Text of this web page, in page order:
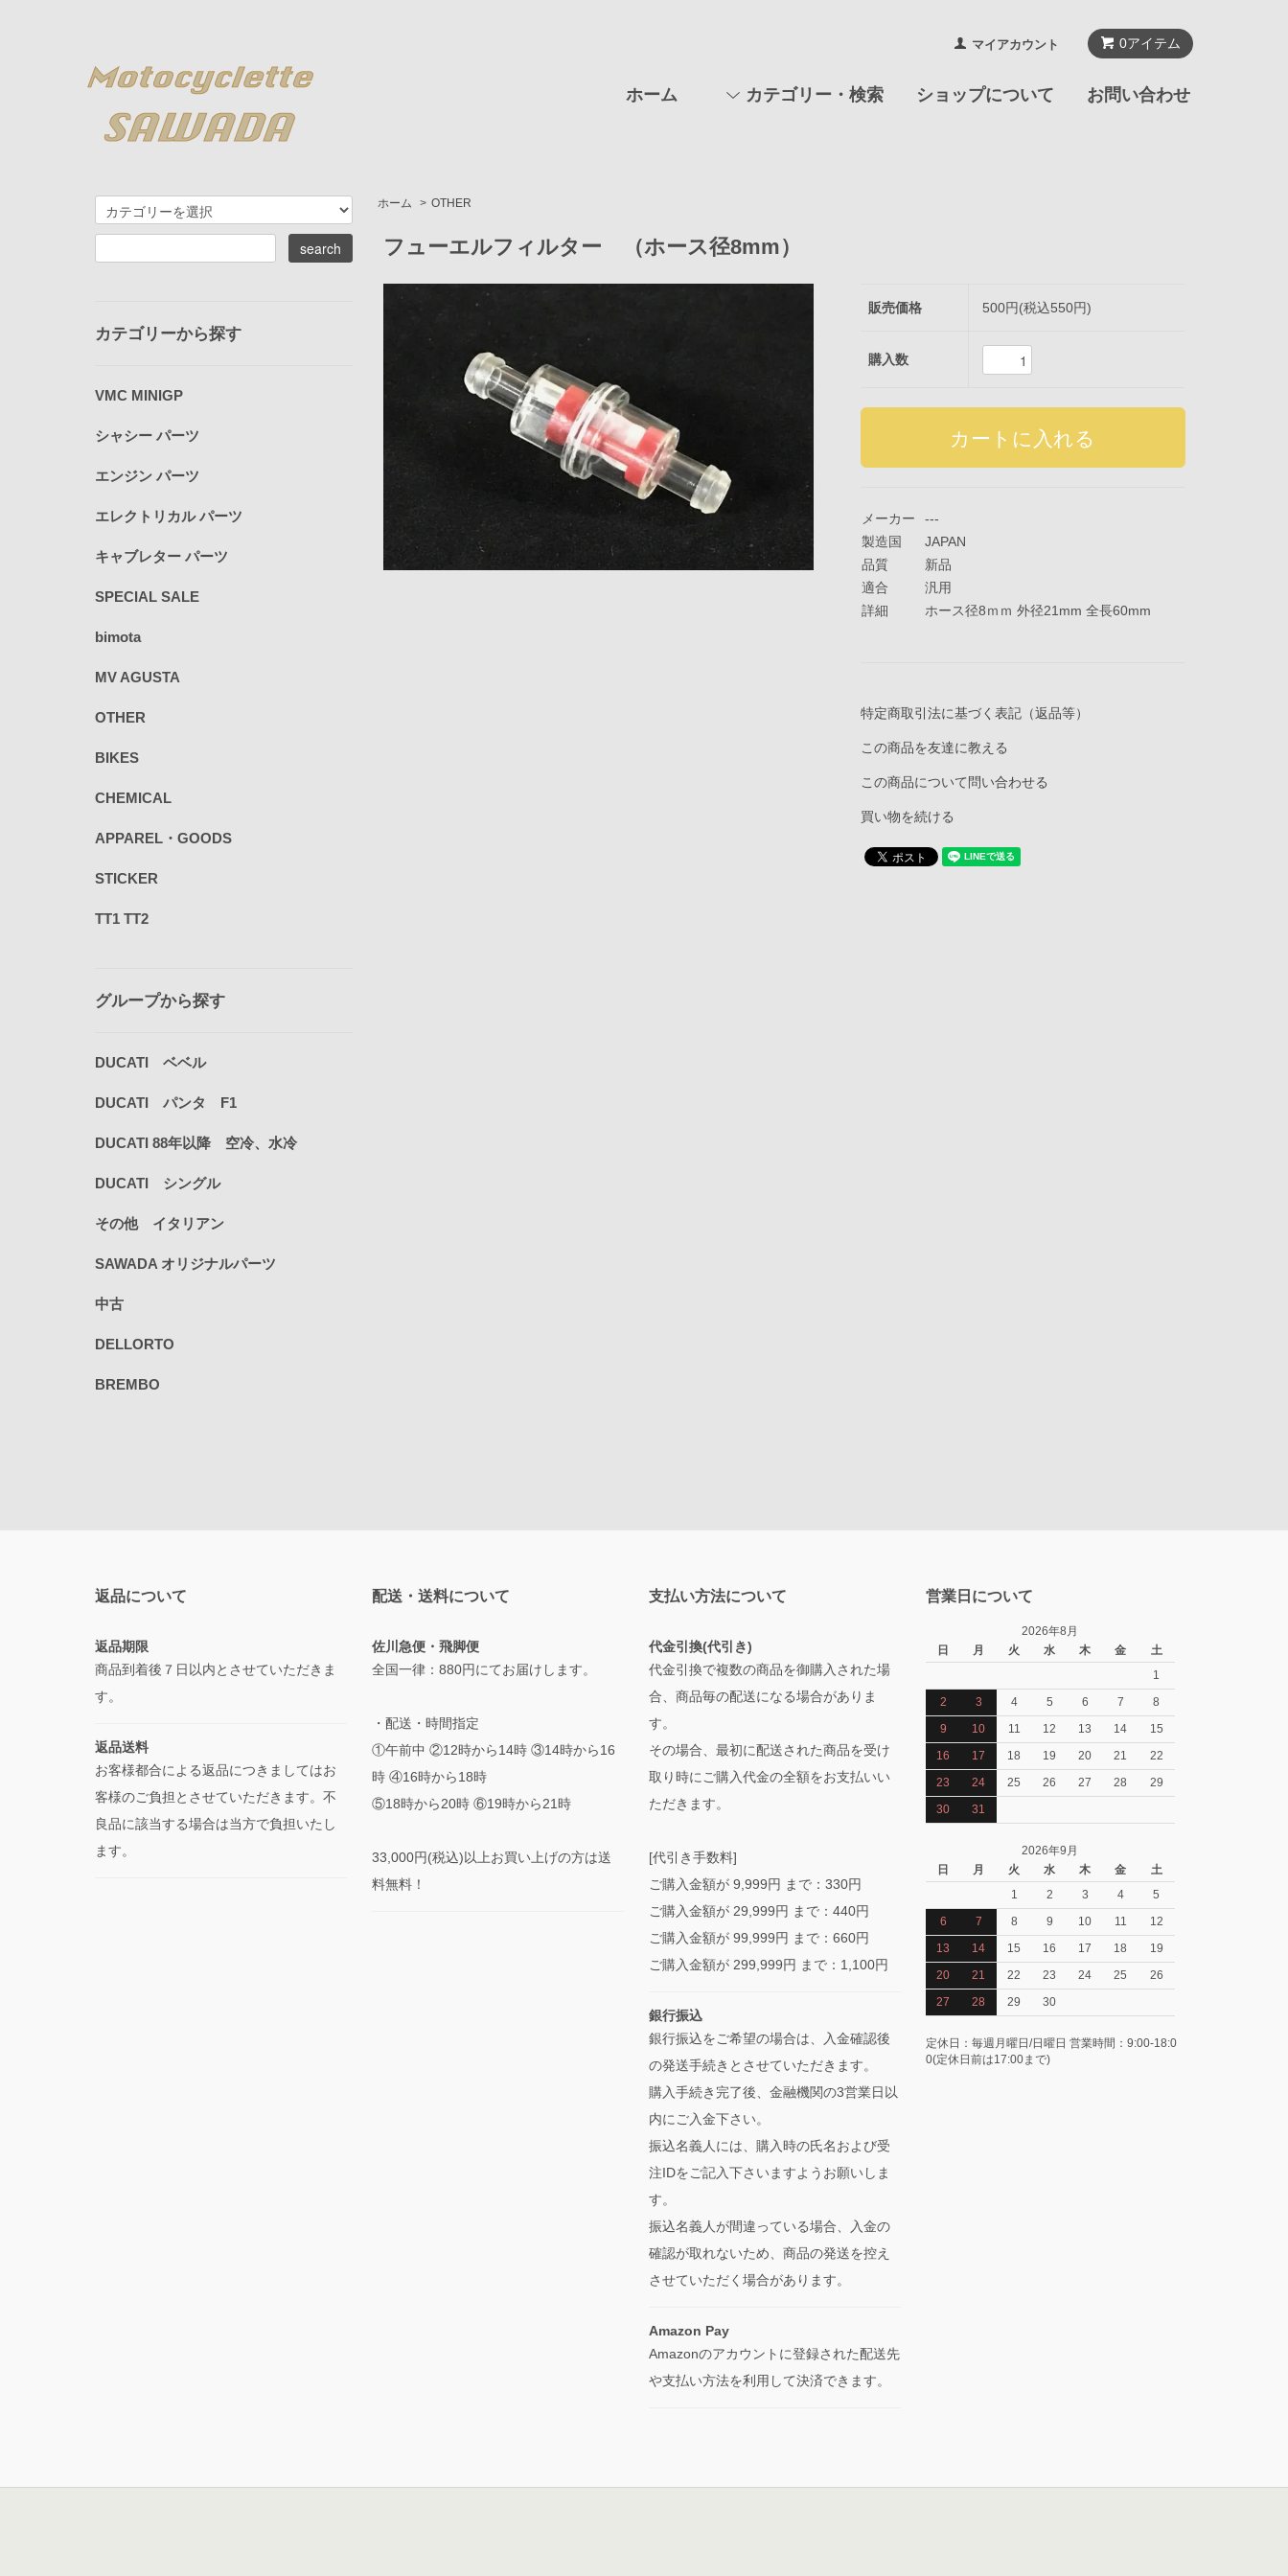
0アイテム
マイアカウント
ホーム カテゴリー・検索 ショップについて お問い合わせ
ホーム > OTHER
フューエルフィルター （ホース径8mm）
販売価格 500円(税込550円)
購入数
メーカー
---
製造国
JAPAN
品質
新品
適合
汎用
詳細
ホース径8ｍｍ 外径21mm 全長60mm
特定商取引法に基づく表記（返品等）
この商品を友達に教える
この商品について問い合わせる
買い物を続ける
カテゴリーから探す
VMC MINIGP
シャシー パーツ
エンジン パーツ
エレクトリカル パーツ
キャブレター パーツ
SPECIAL SALE
bimota
MV AGUSTA
OTHER
BIKES
CHEMICAL
APPAREL・GOODS
STICKER
TT1 TT2
グループから探す
DUCATI ベベル
DUCATI パンタ F1
DUCATI 88年以降 空冷、水冷
DUCATI シングル
その他 イタリアン
SAWADA オリジナルパーツ
中古
DELLORTO
BREMBO
返品について
返品期限
商品到着後７日以内とさせていただきま
す。
返品送料
お客様都合による返品につきましてはお
客様のご負担とさせていただきます。不
良品に該当する場合は当方で負担いたし
ます。
配送・送料について
佐川急便・飛脚便
全国一律：880円にてお届けします。
・配送・時間指定
①午前中 ②12時から14時 ③14時から16
時 ④16時から18時
⑤18時から20時 ⑥19時から21時
33,000円(税込)以上お買い上げの方は送
料無料！
支払い方法について
代金引換(代引き)
代金引換で複数の商品を御購入された場
合、商品毎の配送になる場合がありま
す。
その場合、最初に配送された商品を受け
取り時にご購入代金の全額をお支払いい
ただきます。
[代引き手数料]
ご購入金額が 9,999円 まで：330円
ご購入金額が 29,999円 まで：440円
ご購入金額が 99,999円 まで：660円
ご購入金額が 299,999円 まで：1,100円
銀行振込
銀行振込をご希望の場合は、入金確認後
の発送手続きとさせていただきます。
購入手続き完了後、金融機関の3営業日以
内にご入金下さい。
振込名義人には、購入時の氏名および受
注IDをご記入下さいますようお願いしま
す。
振込名義人が間違っている場合、入金の
確認が取れないため、商品の発送を控え
させていただく場合があります。
Amazon Pay
Amazonのアカウントに登録された配送先
や支払い方法を利用して決済できます。
営業日について
2026年8月
日
月 火 水 木 金
土
1
2
3 4 5 6 7
8
9
10 11 12 13 14
15
16
17 18 19 20 21
22
23
24 25 26 27 28
29
30
31
2026年9月
日
月 火 水 木 金
土
1
2 3 4
5
6
7 8 9 10 11
12
13
14 15 16 17 18
19
20
21 22 23 24 25
26
27
28 29 30
定休日：毎週月曜日/日曜日 営業時間：9:00-18:0
0(定休日前は17:00まで)